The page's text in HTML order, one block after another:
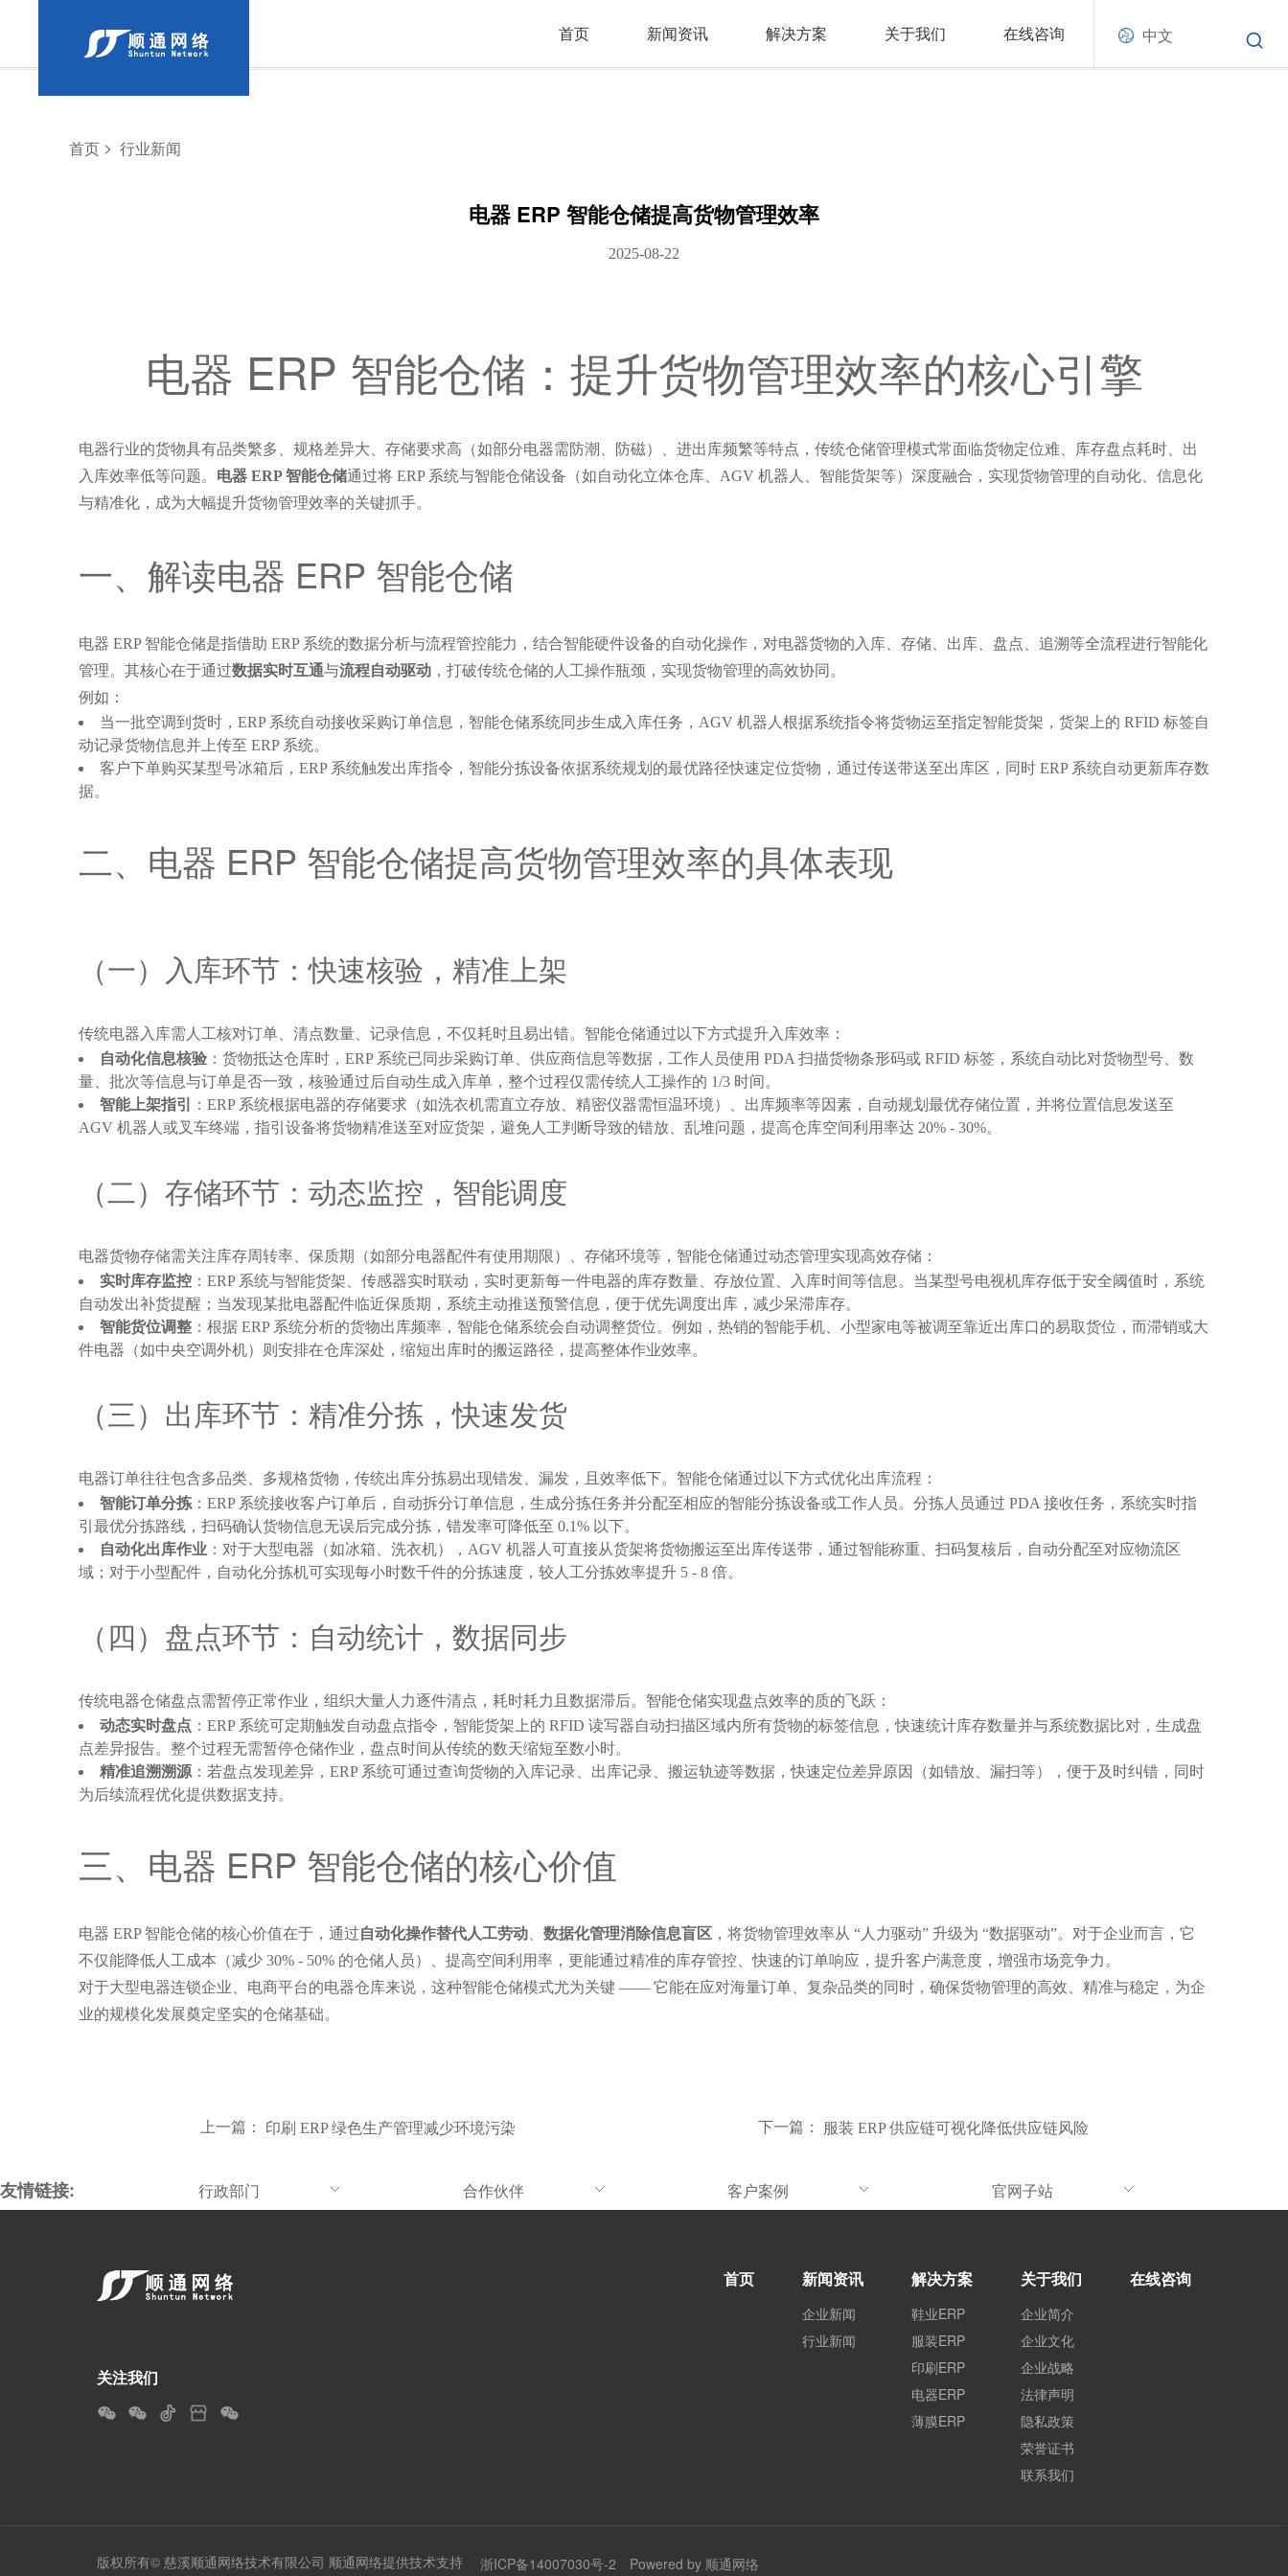
首页 新闻资讯 解决方案 关于我们 在线咨询 中文
首页 > 行业新闻
电器 ERP 智能仓储提高货物管理效率
2025-08-22
电器 ERP 智能仓储：提升货物管理效率的核心引擎
电器行业的货物具有品类繁多、规格差异大、存储要求高（如部分电器需防潮、防磁）、进出库频繁等特点，传统仓储管理模式常面临货物定位难、库存盘点耗时、出
入库效率低等问题。 电器 ERP 智能仓储通过将 ERP 系统与智能仓储设备（如自动化立体仓库、AGV 机器人、智能货架等）深度融合，实现货物管理的自动化、信息化
与精准化，成为大幅提升货物管理效率的关键抓手。
一、解读电器 ERP 智能仓储
电器 ERP 智能仓储是指借助 ERP 系统的数据分析与流程管控能力，结合智能硬件设备的自动化操作，对电器货物的入库、存储、出库、盘点、追溯等全流程进行智能化
管理。其核心在于通过数据实时互通与流程自动驱动 ，打破传统仓储的人工操作瓶颈，实现货物管理的高效协同。
例如：
当一批空调到货时，ERP 系统自动接收采购订单信息，智能仓储系统同步生成入库任务，AGV 机器人根据系统指令将货物运至指定智能货架，货架上的 RFID 标签自
动记录货物信息并上传至 ERP 系统。
客户下单购买某型号冰箱后，ERP 系统触发出库指令，智能分拣设备依据系统规划的最优路径快速定位货物，通过传送带送至出库区，同时 ERP 系统自动更新库存数
据。
二、电器 ERP 智能仓储提高货物管理效率的具体表现
（一）入库环节：快速核验，精准上架
传统电器入库需人工核对订单、清点数量、记录信息，不仅耗时且易出错。智能仓储通过以下方式提升入库效率：
自动化信息核验 ：货物抵达仓库时，ERP 系统已同步采购订单、供应商信息等数据，工作人员使用 PDA 扫描货物条形码或 RFID 标签，系统自动比对货物型号、数
量、批次等信息与订单是否一致，核验通过后自动生成入库单，整个过程仅需传统人工操作的 1/3 时间。
智能上架指引
：ERP 系统根据电器的存储要求（如洗衣机需直立存放、精密仪器需恒温环境）、出库频率等因素，自动规划最优存储位置，并将位置信息发送至
AGV 机器人或叉车终端，指引设备将货物精准送至对应货架，避免人工判断导致的错放、乱堆问题，提高仓库空间利用率达 20% - 30%。
（二）存储环节：动态监控，智能调度
电器货物存储需关注库存周转率、保质期（如部分电器配件有使用期限）、存储环境等，智能仓储通过动态管理实现高效存储：
实时库存监控 ：ERP 系统与智能货架、传感器实时联动，实时更新每一件电器的库存数量、存放位置、入库时间等信息。当某型号电视机库存低于安全阈值时，系统
自动发出补货提醒；当发现某批电器配件临近保质期，系统主动推送预警信息，便于优先调度出库，减少呆滞库存。
智能货位调整 ：根据 ERP 系统分析的货物出库频率，智能仓储系统会自动调整货位。例如，热销的智能手机、小型家电等被调至靠近出库口的易取货位，而滞销或大
件电器（如中央空调外机）则安排在仓库深处，缩短出库时的搬运路径，提高整体作业效率。
（三）出库环节：精准分拣，快速发货
电器订单往往包含多品类、多规格货物，传统出库分拣易出现错发、漏发，且效率低下。智能仓储通过以下方式优化出库流程：
智能订单分拣 ：ERP 系统接收客户订单后，自动拆分订单信息，生成分拣任务并分配至相应的智能分拣设备或工作人员。分拣人员通过 PDA 接收任务，系统实时指
引最优分拣路线，扫码确认货物信息无误后完成分拣，错发率可降低至 0.1% 以下。
自动化出库作业 ：对于大型电器（如冰箱、洗衣机），AGV 机器人可直接从货架将货物搬运至出库传送带，通过智能称重、扫码复核后，自动分配至对应物流区
域；对于小型配件，自动化分拣机可实现每小时数千件的分拣速度，较人工分拣效率提升 5 - 8 倍。
（四）盘点环节：自动统计，数据同步
传统电器仓储盘点需暂停正常作业，组织大量人力逐件清点，耗时耗力且数据滞后。智能仓储实现盘点效率的质的飞跃：
动态实时盘点 ：ERP 系统可定期触发自动盘点指令，智能货架上的 RFID 读写器自动扫描区域内所有货物的标签信息，快速统计库存数量并与系统数据比对，生成盘
点差异报告。整个过程无需暂停仓储作业，盘点时间从传统的数天缩短至数小时。
精准追溯溯源 ：若盘点发现差异，ERP 系统可通过查询货物的入库记录、出库记录、搬运轨迹等数据，快速定位差异原因（如错放、漏扫等），便于及时纠错，同时
为后续流程优化提供数据支持。
三、电器 ERP 智能仓储的核心价值
电器 ERP 智能仓储的核心价值在于，通过自动化操作替代人工劳动 数据化管理消除信息盲区 ，将货物管理效率从 “人力驱动” 升级为 “数据驱动”。对于企业而言，它
不仅能降低人工成本（减少 30% - 50% 的仓储人员）、提高空间利用率，更能通过精准的库存管控、快速的订单响应，提升客户满意度，增强市场竞争力。
对于大型电器连锁企业、电商平台的电器仓库来说，这种智能仓储模式尤为关键 —— 它能在应对海量订单、复杂品类的同时，确保货物管理的高效、精准与稳定，为企
业的规模化发展奠定坚实的仓储基础。
上一篇： 印刷 ERP 绿色生产管理减少环境污染 下一篇： 服装 ERP 供应链可视化降低供应链风险
友情链接: 行政部门 合作伙伴 客户案例 官网子站
关注我们
首页 新闻资讯
企业新闻
行业新闻
解决方案
鞋业ERP
服装ERP
印刷ERP
电器ERP
薄膜ERP
关于我们
企业简介
企业文化
企业战略
法律声明
隐私政策
荣誉证书
联系我们
在线咨询
版权所有© 慈溪顺通网络技术有限公司 顺通网络提供技术支持 浙ICP备14007030号-2 Powered by 顺通网络